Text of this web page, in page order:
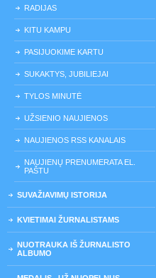
RADIJAS
KITU KAMPU
PASIJUOKIME KARTU
SUKAKTYS, JUBILIEJAI
TYLOS MINUTĖ
UŽSIENIO NAUJIENOS
NAUJIENOS RSS KANALAIS
NAUJIENŲ PRENUMERATA EL.
PAŠTU
SUVAŽIAVIMŲ ISTORIJA
KVIETIMAI ŽURNALISTAMS
NUOTRAUKA IŠ ŽURNALISTO
ALBUMO